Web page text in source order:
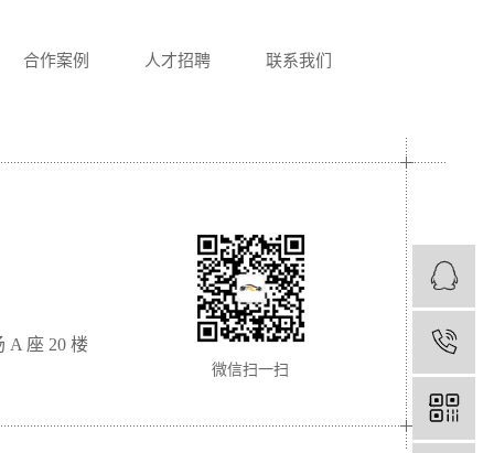
合作案例 人才招聘 联系我们
A 座 20 楼
微信扫一扫